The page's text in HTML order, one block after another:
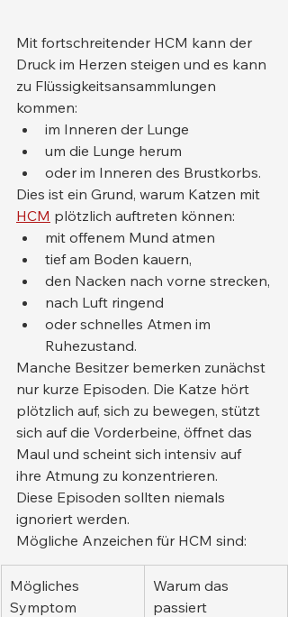
Mit fortschreitender HCM kann der
Druck im Herzen steigen und es kann
zu Flüssigkeitsansammlungen
kommen:
im Inneren der Lunge
um die Lunge herum
oder im Inneren des Brustkorbs.
Dies ist ein Grund, warum Katzen mit
HCM plötzlich auftreten können:
mit offenem Mund atmen
tief am Boden kauern,
den Nacken nach vorne strecken,
nach Luft ringend
oder schnelles Atmen im
Ruhezustand.
Manche Besitzer bemerken zunächst
nur kurze Episoden. Die Katze hört
plötzlich auf, sich zu bewegen, stützt
sich auf die Vorderbeine, öffnet das
Maul und scheint sich intensiv auf
ihre Atmung zu konzentrieren.
Diese Episoden sollten niemals
ignoriert werden.
Mögliche Anzeichen für HCM sind:
Mögliches
Symptom
Warum das
passiert